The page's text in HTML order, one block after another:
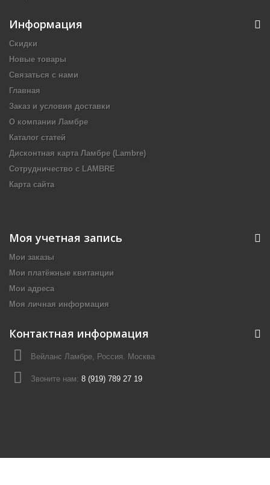
Информация
Скидки
Новые товары
Связаться с нами
Главная
Заказ и условия доставки
О компании Ламбре
Каталог статей
Дисконтная карта Ламбре (Lambre)
Сотрудничество с LAMBRE
Карта сайта
Моя учетная запись
Мои заказы
Мои платёжные квитанции
Мои адреса
Моя личная информация
Контактная информация
Вейланс Ламбре, Россия. Москва
Звоните нам: 8 (919) 789 27 19